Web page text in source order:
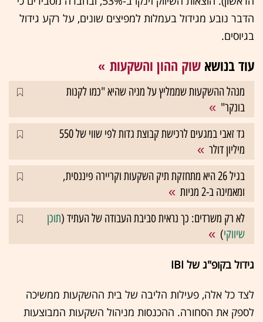
הדבר נובע מגידול בעמלות למפיצים שונים, על רקע גידול
בגיוסים.
עוד בנושא שוק ההון והשקעות
מנהל ההשקעות שממליץ על מניה שהיא "כמו לקנות
בונקר"
גד זאבי במגעים לרכישת קבוצת גדות לפי שווי של 550
מיליון דולר
בגיל 26 היא מתחזקת תיק השקעות וקריירה פיננסית,
ומאמינה ב-2 מניות
לא רק משרדים: כך נראית סביבת העבודה של העתיד (תוכן
שיווקי)
גידול בקופ"ג של IBI
לצד כל אלה, פעילות הליבה של בית ההשקעות ממשיכה
לספק את הסחורה. ההכנסות מניהול השקעות המבוצעות